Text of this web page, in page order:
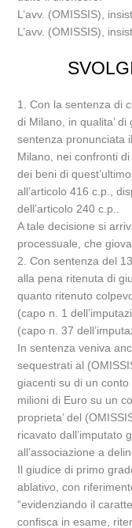
L’avv. (OMISSIS),
L’avv. (OMISSIS),
1. Con la sentenza di
di Milano, in qualita’
sentenza pronunciata
Milano, nei confronti
dei beni di
all’articolo 416 c.p.,
dell’articolo 240 c.p..
A tale decisione si
processuale, che
2. Con sentenza del
alla pena ritenuta di
quanto ritenuto
(capo n. 1
(capo n. 37
In sentenza veniva
sequestrati al
giacenti su di un
milioni di Euro su un
proprieta’ del
ricavato dall’imputato
all’associazione a
Il giudice di primo
ablativo, con
“evidenziando il
confisca in esame,